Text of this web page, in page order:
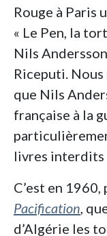
Rouge à Paris
« Le Pen, la
Nils
Riceputi.
que Nils
française à la
livres interdits
C’est en 1960,
Pacification ,
d’Algérie les